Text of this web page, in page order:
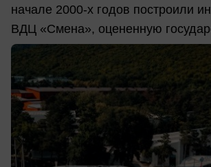
начале 2000-х годов построили
ВДЦ «Смена», оцененную